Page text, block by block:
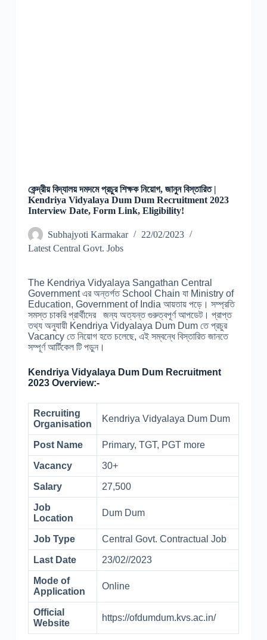
কেন্দ্রীয় বিদ্যালয় দমদমে প্রচুর শিক্ষক নিয়োগ, জানুন বিস্তারিত |
Kendriya Vidyalaya Dum Dum Recruitment 2023
Interview Date, Form Link, Eligibility!
Subhajyoti Karmakar
22/02/2023
Latest Central Govt. Jobs
The Kendriya Vidyalaya Sangathan Central
Government এর অন্তর্গত School Chain যা Ministry of
Education, Government of India আয়তায় পড়ে। সম্প্রতি
সমস্ত চাকরি প্রার্থীদের জন্য অত্যন্ত গুরুত্বপূর্ণ আপডেট। প্রাপ্ত
তথ্য অনুযায়ী Kendriya Vidyalaya Dum Dum তে প্রচুর
Vacancy তে নিয়োগ হতে চলেছে, এই সম্বন্ধে বিস্তারিত জানতে
সম্পূর্ণ আর্টিকেল টি পড়ুন।
Kendriya Vidyalaya Dum Dum Recruitment
2023 Overview:-
Recruiting
Organisation
Kendriya Vidyalaya Dum Dum
Post Name Primary, TGT, PGT more
Vacancy 30+
Salary 27,500
Job
Location
Dum Dum
Job Type Central Govt. Contractual Job
Last Date 23/02//2023
Mode of
Application
Online
Official
Website
https://ofdumdum.kvs.ac.in/